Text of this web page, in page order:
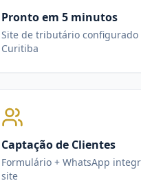
Pronto em 5 minutos
Site de tributário configurado
Curitiba
Captação de Clientes
Formulário + WhatsApp
site